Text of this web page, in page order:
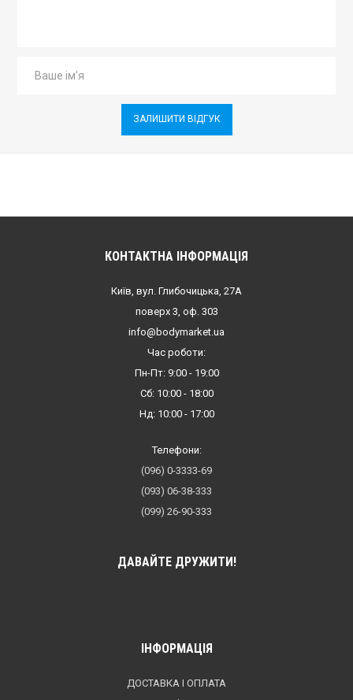
ЗАЛИШИТИ ВІДГУК
КОНТАКТНА ІНФОРМАЦІЯ
Київ, вул. Глибочицька, 27А
поверх 3, оф. 303
info@bodymarket.ua
Час роботи:
Пн-Пт: 9:00 - 19:00
Сб: 10:00 - 18:00
Нд: 10:00 - 17:00
Телефони:
(096) 0-3333-69
(093) 06-38-333
(099) 26-90-333
ДАВАЙТЕ ДРУЖИТИ!
ІНФОРМАЦІЯ
ДОСТАВКА І ОПЛАТА